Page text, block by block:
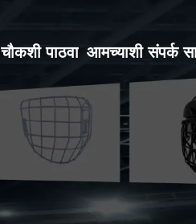
चौकशी पाठवा आमच्याशी संपर्क